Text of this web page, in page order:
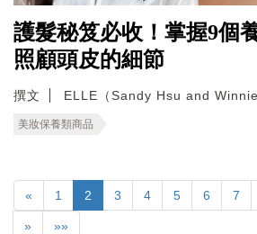
護髮秘笈必收！掌握9個
照顧頭皮的細節
撰文 ELLE（Sandy Hsu and Winnie
美妝保養類商品
« 1 2 3 4 5 6 7
» »»